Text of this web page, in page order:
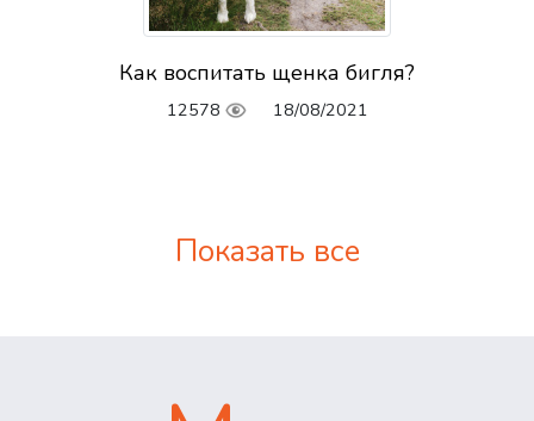
Как воспитать щенка бигля?
12578 18/08/2021
Показать все